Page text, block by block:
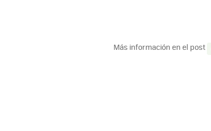
Más información en el post